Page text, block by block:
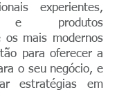
experientes,
e produtos
os mais modernos
para oferecer a
o seu negócio, e
estratégias em